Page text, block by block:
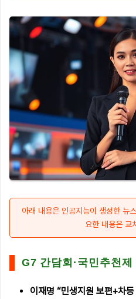
아래 내용은 인공지능이 생성한 뉴
요한 내용은 교
G7 간담회·국민추천
이재명 “민생지원 보편+차